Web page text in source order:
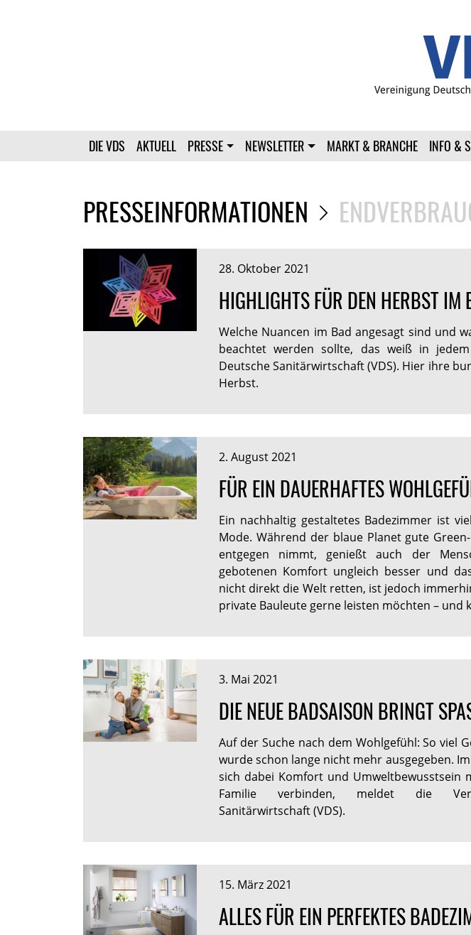
DIE VDS AKTUELL PRESSE NEWSLETTER MARKT & BRANCHE INFO &
PRESSEINFORMATIONEN
28. Oktober 2021
HIGHLIGHTS FÜR DEN HERBST IM
Welche Nuancen im Bad angesagt sind und
beachtet werden sollte, das weiß in
Deutsche Sanitärwirtschaft (VDS). Hier ihre
Herbst.
2. August 2021
FÜR EIN DAUERHAFTES
Ein nachhaltig gestaltetes Badezimmer ist
Mode. Während der blaue Planet gute
entgegen nimmt, genießt auch der
gebotenen Komfort ungleich besser und
nicht direkt die Welt retten, ist jedoch
private Bauleute gerne leisten möchten – und
3. Mai 2021
DIE NEUE BADSAISON BRINGT
Auf der Suche nach dem Wohlgefühl: So viel
wurde schon lange nicht mehr ausgegeben.
sich dabei Komfort und Umweltbewusstsein
Familie verbinden, meldet die
Sanitärwirtschaft (VDS).
15. März 2021
ALLES FÜR EIN PERFEKTES